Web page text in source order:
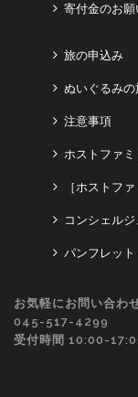
寄付金のお願
旅の申込み
ぬいぐるみの
注意事項
ホストファ
［ホストフ
コンシェルジ
パンフレット
お気軽にお問い合わ
045-517-4299
受付時間 10:00-